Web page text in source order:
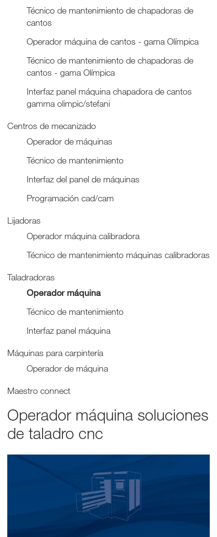
Técnico de mantenimiento de chapadoras de
cantos
Operador máquina de cantos - gama Olímpica
Técnico de mantenimiento de chapadoras de
cantos - gama Olímpica
Interfaz panel máquina chapadora de cantos
gamma olimpic/stefani
Centros de mecanizado
Operador de máquinas
Técnico de mantenimiento
Interfaz del panel de máquinas
Programación cad/cam
Lijadoras
Operador máquina calibradora
Técnico de mantenimiento máquinas calibradoras
Taladradoras
Operador máquina
Técnico de mantenimiento
Interfaz panel máquina
Máquinas para carpintería
Operador de máquina
Maestro connect
Operador máquina soluciones
de taladro cnc